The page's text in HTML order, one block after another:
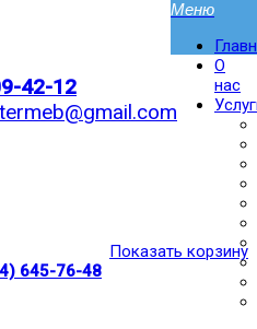
42-12
Показать корзину
645-76-48
О
нас